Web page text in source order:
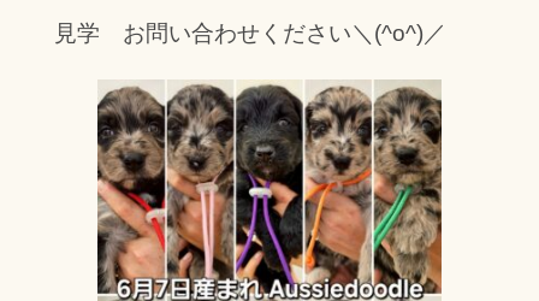
見学 お問い合わせください＼(^o^)／